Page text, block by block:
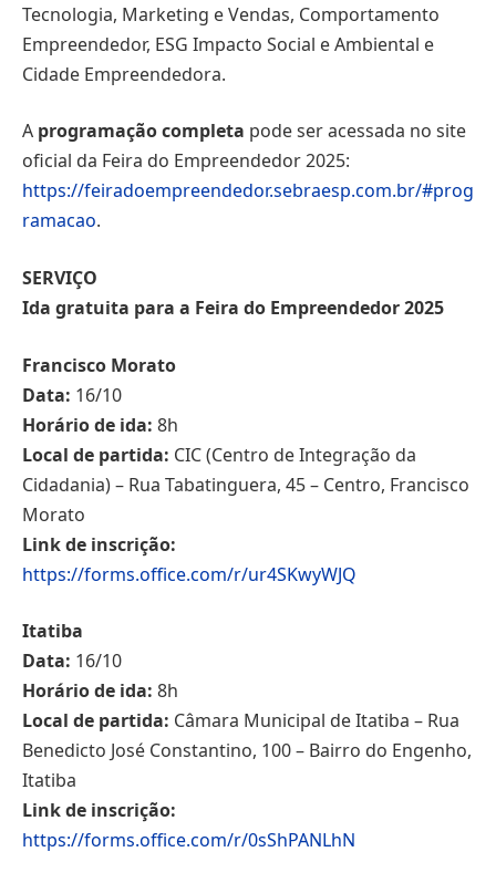
Tecnologia, Marketing e Vendas, Comportamento
Empreendedor, ESG Impacto Social e Ambiental e
Cidade Empreendedora.
A programação completa pode ser acessada no site
oficial da Feira do Empreendedor 2025:
https://feiradoempreendedor.sebraesp.com.br/#prog
ramacao.
SERVIÇO
Ida gratuita para a Feira do Empreendedor 2025
Francisco Morato
Data: 16/10
Horário de ida: 8h
Local de partida: CIC (Centro de Integração da
Cidadania) – Rua Tabatinguera, 45 – Centro, Francisco
Morato
Link de inscrição:
https://forms.office.com/r/ur4SKwyWJQ
Itatiba
Data: 16/10
Horário de ida: 8h
Local de partida: Câmara Municipal de Itatiba – Rua
Benedicto José Constantino, 100 – Bairro do Engenho,
Itatiba
Link de inscrição:
https://forms.office.com/r/0sShPANLhN